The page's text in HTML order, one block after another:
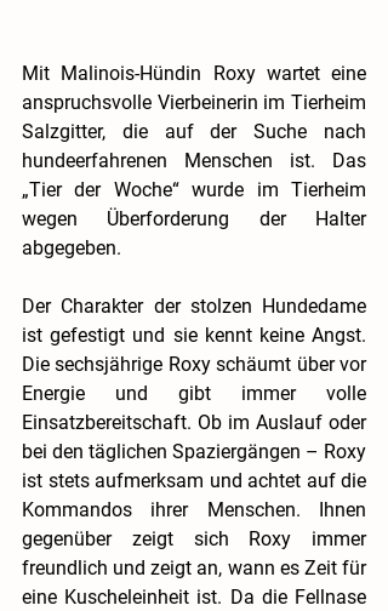
Mit Malinois-Hündin Roxy wartet eine
anspruchsvolle Vierbeinerin im Tierheim
Salzgitter, die auf der Suche nach
hundeerfahrenen Menschen ist. Das
„Tier der Woche“ wurde im Tierheim
wegen Überforderung der Halter
abgegeben.
Der Charakter der stolzen Hundedame
ist gefestigt und sie kennt keine Angst.
Die sechsjährige Roxy schäumt über vor
Energie und gibt immer volle
Einsatzbereitschaft. Ob im Auslauf oder
bei den täglichen Spaziergängen – Roxy
ist stets aufmerksam und achtet auf die
Kommandos ihrer Menschen. Ihnen
gegenüber zeigt sich Roxy immer
freundlich und zeigt an, wann es Zeit für
eine Kuscheleinheit ist. Da die Fellnase